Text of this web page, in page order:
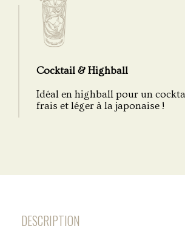
DESCRIPTION
Cocktail & Highball
Idéal en highball pour un
frais et léger à la japonaise !